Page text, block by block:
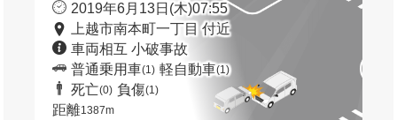
2019年6月13日(木)07:55
上越市南本町一丁目 付近
車両相互 小破事故
普通乗用車(1) 軽自動車(1)
死亡(0) 負傷(1)
距離1387m